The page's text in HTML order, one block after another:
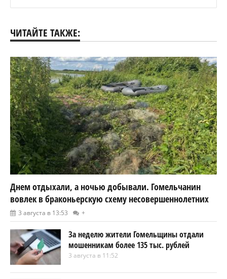
ЧИТАЙТЕ ТАКЖЕ:
Днем отдыхали, а ночью добывали. Гомельчанин
вовлек в браконьерскую схему несовершеннолетних
3 августа в 13:53 +
За неделю жители Гомельщины отдали
мошенникам более 135 тыс. рублей
3 августа в 11:52